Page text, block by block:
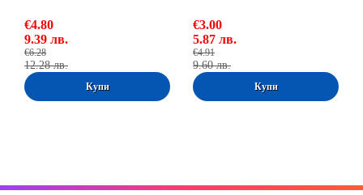
€4.80
9.39 лв.
€6.28
12.28 лв.
€3.00
5.87 лв.
€4.91
9.60 лв.